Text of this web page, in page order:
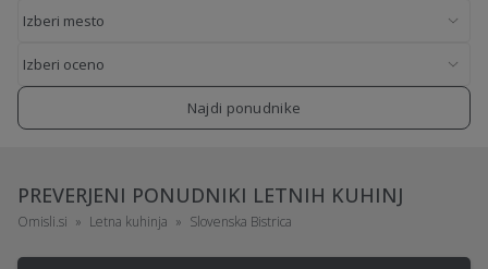
Najdi ponudnike
PREVERJENI PONUDNIKI LETNIH KUHINJ
Omisli.si Letna kuhinja Slovenska Bistrica